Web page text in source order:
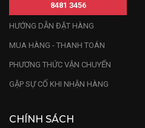
8481 3456
HƯỚNG DẪN ĐẶT HÀNG
MUA HÀNG - THANH TOÁN
PHƯƠNG THỨC VẬN CHUYỂN
GẶP SỰ CỐ KHI NHẬN HÀNG
CHÍNH SÁCH